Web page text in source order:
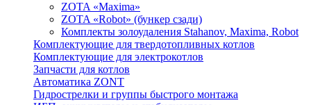
ZOTA «Maxima»
ZOTA «Robot» (бункер сзади)
Комплекты золоудаления Stahanov, Maxima, Robot
Комплектующие для твердотопливных котлов
Комплектующие для электрокотлов
Запчасти для котлов
Автоматика ZONT
Гидрострелки и группы быстрого монтажа